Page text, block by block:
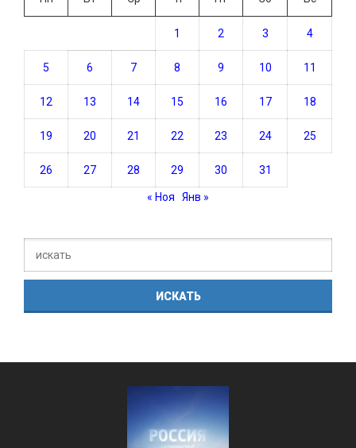
1 2 3 4
5 6 7 8 9 10 11
12 13 14 15 16 17 18
19 20 21 22 23 24 25
26 27 28 29 30 31
« Ноя Янв »